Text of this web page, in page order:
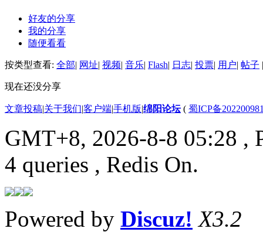
好友的分享
我的分享
随便看看
按类型查看: 全部| 网址| 视频| 音乐| Flash| 日志| 投票| 用户| 帖子 |
现在还没分享
文章投稿|关于我们|客户端|手机版|绵阳论坛 ( 蜀ICP备
GMT+8, 2026-8-8 05:28 ,
4 queries , Redis On.
Powered by Discuz! X3.2